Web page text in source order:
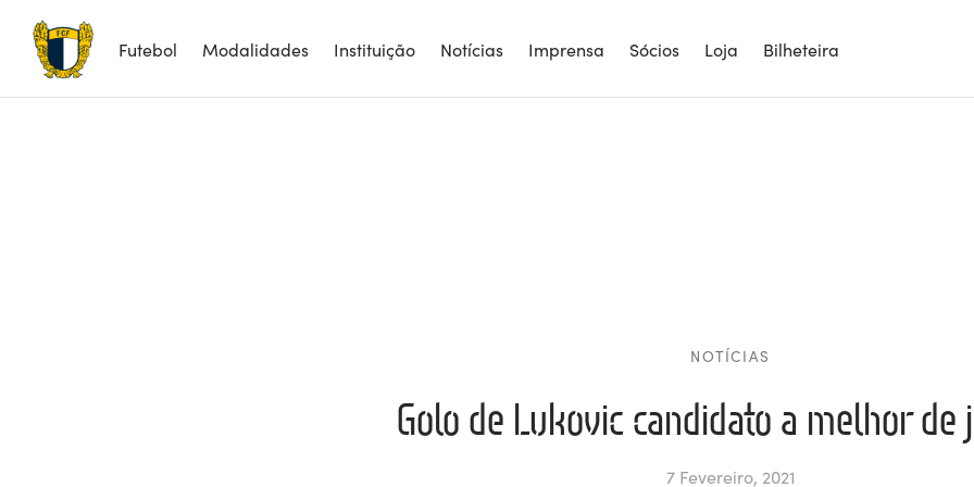
Futebol Modalidades Instituição Notícias Imprensa Sócios Loja Bilheteira
NOTÍCIAS
Golo de Lukovic candidato a melhor de
7 Fevereiro, 2021